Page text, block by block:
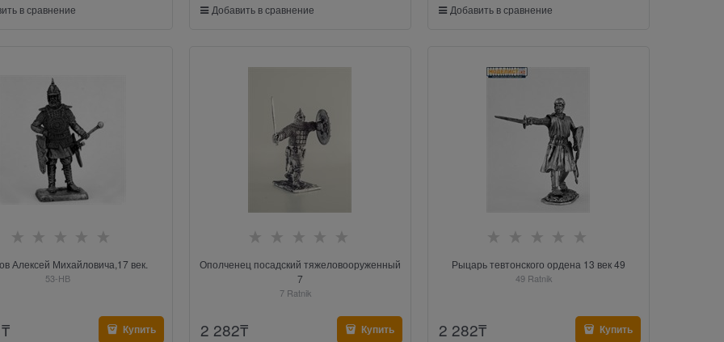
в сравнение Добавить в сравнение Добавить в сравнение
Алексей Михайловича,17 век.
53-НВ
₸ Купить
Ополченец посадский тяжеловооруженный
7
7 Ratnik
2 282₸ Купить
Рыцарь тевтонского ордена 13 век 49
49 Ratnik
2 282₸ Купить